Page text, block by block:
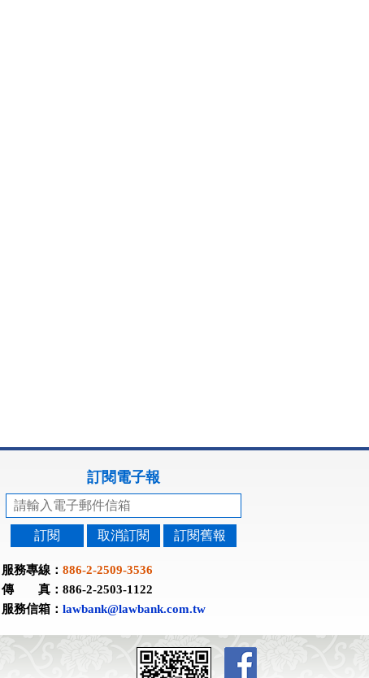
訂閱電子報
訂閱 取消訂閱 訂閱舊報
服務專線： 886-2-2509-3536
傳 真：886-2-2503-1122
服務信箱： lawbank@lawbank.com.tw